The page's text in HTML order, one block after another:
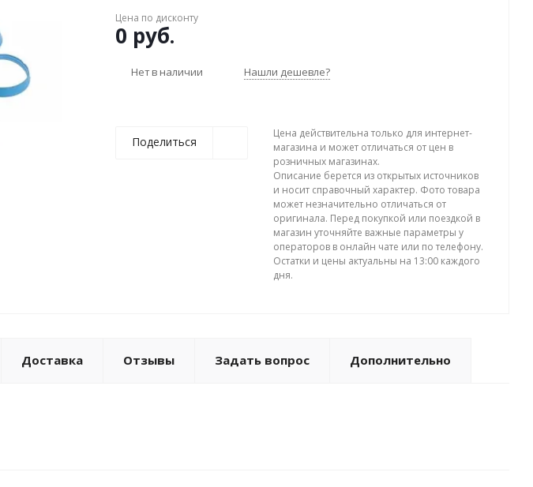
Цена по дисконту
0 руб.
Нет в наличии Нашли дешевле?
Поделиться
Цена действительна только для интернет-
магазина и может отличаться от цен в
розничных магазинах.
Описание берется из открытых источников
и носит справочный характер. Фото товара
может незначительно отличаться от
оригинала. Перед покупкой или поездкой в
магазин уточняйте важные параметры у
операторов в онлайн чате или по телефону.
Остатки и цены актуальны на 13:00 каждого
дня.
Доставка Отзывы Задать вопрос Дополнительно